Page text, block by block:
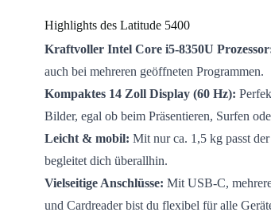
Highlights des Latitude 5400
Kraftvoller Intel Core i5-8350U
auch bei mehreren geöffneten Programmen.
Kompaktes 14 Zoll Display (60 Hz):
Bilder, egal ob beim Präsentieren, Surfen
Leicht & mobil: Mit nur ca. 1,5 kg passt
begleitet dich überallhin.
Vielseitige Anschlüsse: Mit USB-C,
und Cardreader bist du flexibel für alle